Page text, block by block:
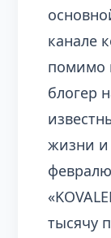
канале
помимо
блогер
жизни и
тысячу